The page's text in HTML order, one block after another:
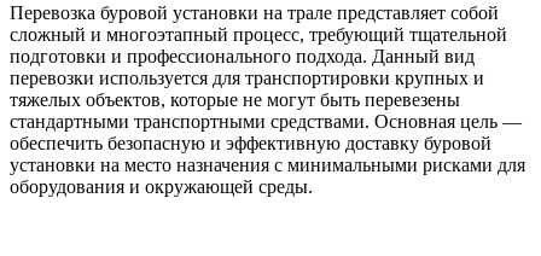
Перевозка буровой установки на трале представляет собой
сложный и многоэтапный процесс, требующий тщательной
подготовки и профессионального подхода. Данный вид
перевозки используется для транспортировки крупных и
тяжелых объектов, которые не могут быть перевезены
стандартными транспортными средствами. Основная цель —
обеспечить безопасную и эффективную доставку буровой
установки на место назначения с минимальными рисками для
оборудования и окружающей среды.